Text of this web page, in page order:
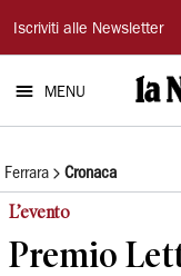
La
Nuova
Ferrara
Iscriviti alle Newsletter
MENU
Ferrara Cronaca
L’evento
Premio